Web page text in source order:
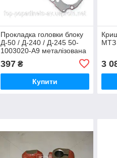
Прокладка головки блоку
Д-50 / Д-240 / Д-245 50-
1003020-А9 металізована
з герметиком (TEMPEST)
397₴
Купити
МТЗ
3